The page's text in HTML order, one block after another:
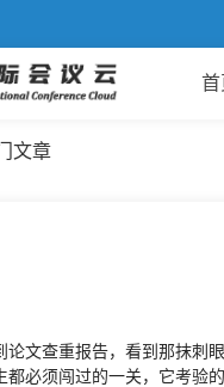
首
文章
论文查重报告，看到那抹刺
都必须闯过的一关，它考验